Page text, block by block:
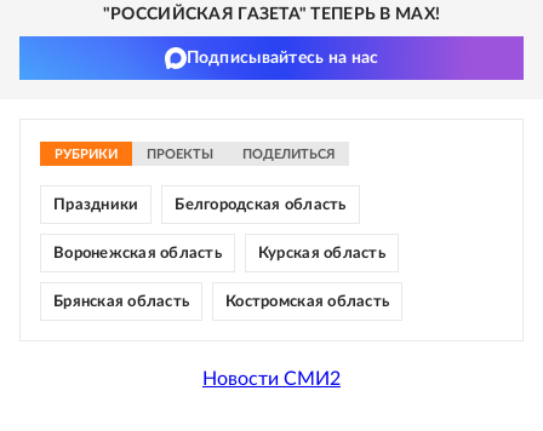
"РОССИЙСКАЯ ГАЗЕТА" ТЕПЕРЬ В MAX!
Подписывайтесь на нас
РУБРИКИ ПРОЕКТЫ ПОДЕЛИТЬСЯ
Праздники Белгородская область
Воронежская область Курская область
Брянская область Костромская область
Новости СМИ2